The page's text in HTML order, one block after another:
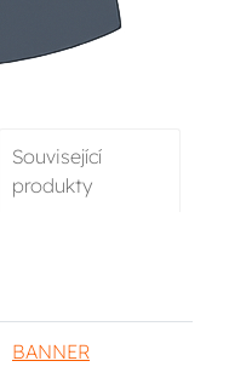
Související
produkty
BANNER